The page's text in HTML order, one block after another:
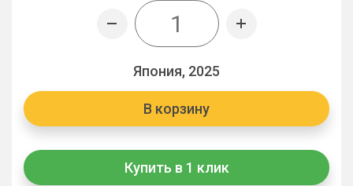
Япония, 2025
В корзину
Купить в 1 клик